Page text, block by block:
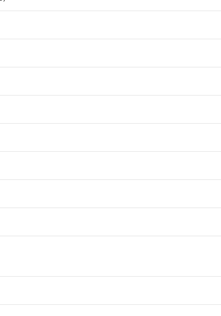
指令（10物質）の非含有に対応した製品が提供可能な
令（10物質）の非含有に対応した製品に切り替える予
指令（10物質）の非含有に非対応の商品で、対応品
、非含有部品としていたものが、含有品と判明した場
表